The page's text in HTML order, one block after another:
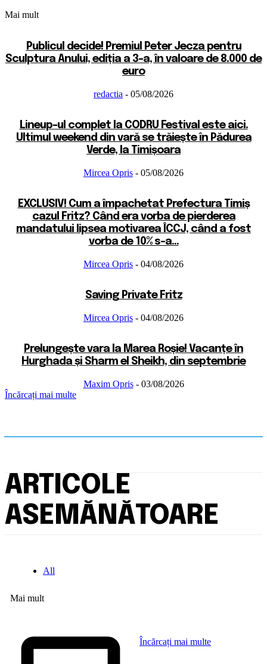
Mai mult
Publicul decide! Premiul Peter Jecza pentru
Sculptura Anului, ediția a 3-a, în valoare de 8.000 de
euro
redactia - 05/08/2026
Lineup-ul complet la CODRU Festival este aici.
Ultimul weekend din vară se trăiește în Pădurea
Verde, la Timișoara
Mircea Opris - 05/08/2026
EXCLUSIV! Cum a împachetat Prefectura Timiș
cazul Fritz? Când era vorba de pierderea
mandatului lipsea motivarea ÎCCJ, când a fost
vorba de 10% s-a...
Mircea Opris - 04/08/2026
Saving Private Fritz
Mircea Opris - 04/08/2026
Prelungește vara la Marea Roșie! Vacanțe în
Hurghada și Sharm el Sheikh, din septembrie
Maxim Opris - 03/08/2026
Încărcați mai multe
ARTICOLE
ASEMĂNĂTOARE
All
Mai mult
Încărcați mai multe